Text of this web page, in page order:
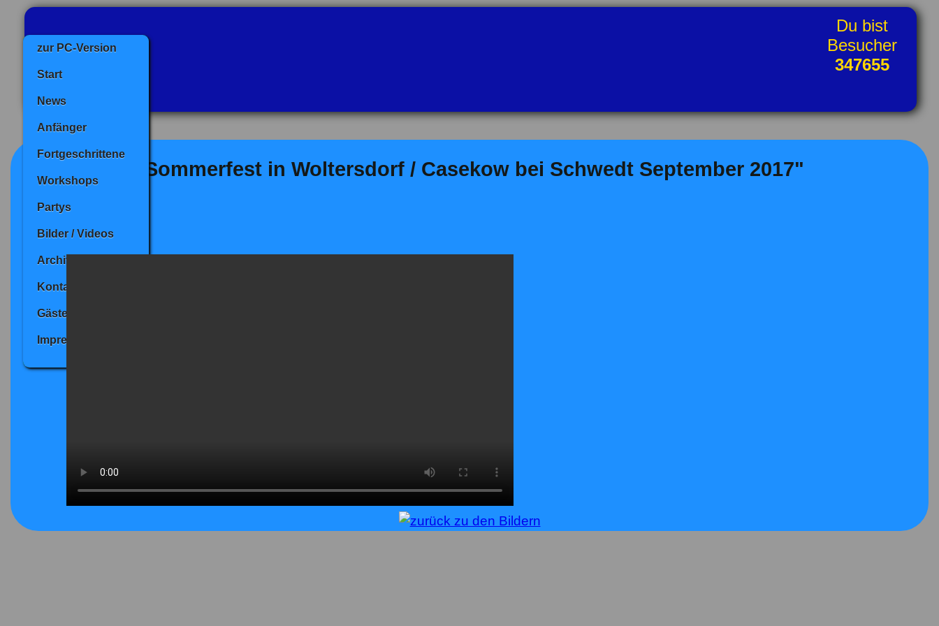
Du bist
Besucher
347655
zur PC-Version
Start
News
Anfänger
Fortgeschrittene
Workshops
Partys
Bilder / Videos
Archiv
Kontakt
Gästebuch
Impressum
"Sommerfest in Woltersdorf / Casekow bei Schwedt September 2017"